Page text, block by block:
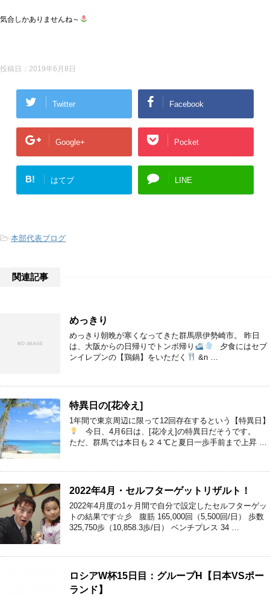
気合しかありませんね～
投稿日： 2019年6月8日
Twitter Facebook
Google+ Pocket
B! はてブ LINE
-本部代表ブログ
関連記事
めっきり
めっきり朝晩が寒くなってきた群馬県伊勢崎市。 昨日
は、大阪からの日帰りでトンボ帰り
夕食にはセブ
ンイレブンの【鶏鍋】をいただく
&n …
特異日の[花冷え]
1年間で東京周辺に限って12回存在するという【特異日】
今日、4月6日は、[花冷え]の特異日だそうです。
ただ、群馬では本日も２４℃と夏日一歩手前まで上昇 …
2022年4月・セルフターゲットリザルト！
2022年4月度の1ヶ月間で自分で設定したセルフターゲッ
トの結果です☆彡 腹筋 165,000回（5,500回/日） 歩数
325,750歩（10,858.3歩/日） ベンチプレス 34 …
ロシアW杯15日目：グループH【日本VSポー
ランド】